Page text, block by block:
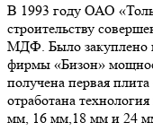
В 1993 году ОАО
строительству
МДФ. Было закуплено
фирмы «Бизон»
получена первая
отработана
мм, 16 мм,18 мм и 24